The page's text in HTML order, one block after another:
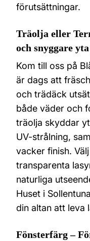
förutsättningar.
Träolja eller
och snyggare
Kom till oss på
är dags att
och trädäck
både väder och
träolja skyddar
UV-strålning,
vacker finish.
transparenta
naturliga
Huset i
din altan att leva
Fönsterfärg –